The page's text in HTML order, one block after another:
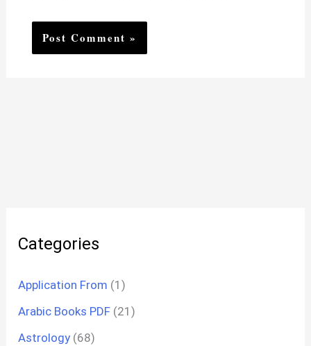
Categories
Application From (1)
Arabic Books PDF (21)
Astrology (68)